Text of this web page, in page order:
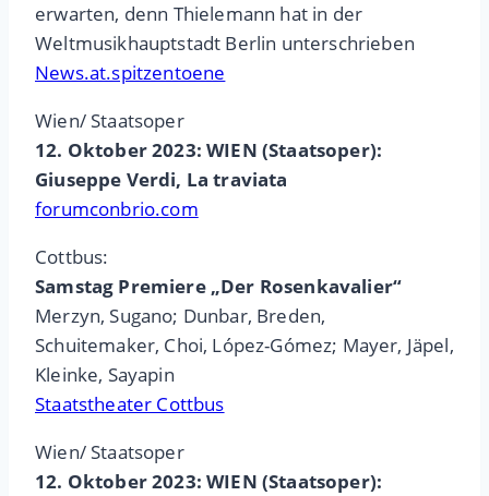
erwarten, denn Thielemann hat in der
Weltmusikhauptstadt Berlin unterschrieben
News.at.spitzentoene
Wien/ Staatsoper
12. Oktober 2023: WIEN (Staatsoper):
Giuseppe Verdi, La traviata
forumconbrio.com
Cottbus:
Samstag Premiere „Der Rosenkavalier“
Merzyn, Sugano; Dunbar, Breden,
Schuitemaker, Choi, López-Gómez; Mayer, Jäpel,
Kleinke, Sayapin
Staatstheater Cottbus
Wien/ Staatsoper
12. Oktober 2023: WIEN (Staatsoper):